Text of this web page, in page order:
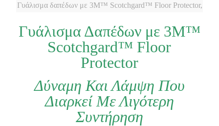
Γυάλισμα δαπέδων με 3M™ Scotchgard™ Floor Protector,
Γυάλισμα Δαπέδων με 3M™
Scotchgard™ Floor
Protector
Δύναμη Και Λάμψη Που
Διαρκεί Με Λιγότερη
Συντήρηση